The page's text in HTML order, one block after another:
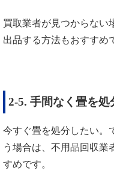
買取業者が見つからない
出品する方法もおすすめ
2-5. 手間なく畳を処
今すぐ畳を処分したい。
う場合は、不用品回収業
すめです。